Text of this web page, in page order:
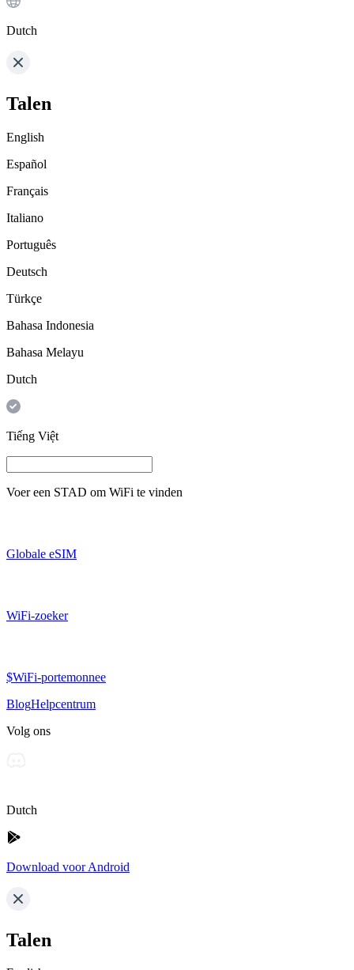
Dutch
Talen
English
Español
Français
Italiano
Português
Deutsch
Türkçe
Bahasa Indonesia
Bahasa Melayu
Dutch
Tiếng Việt
Voer een STAD om WiFi te vinden
Globale eSIM
WiFi-zoeker
$WiFi-portemonnee
BlogHelpcentrum
Volg ons
Dutch
Download voor Android
Talen